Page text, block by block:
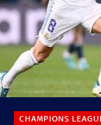
CHAMPIONS